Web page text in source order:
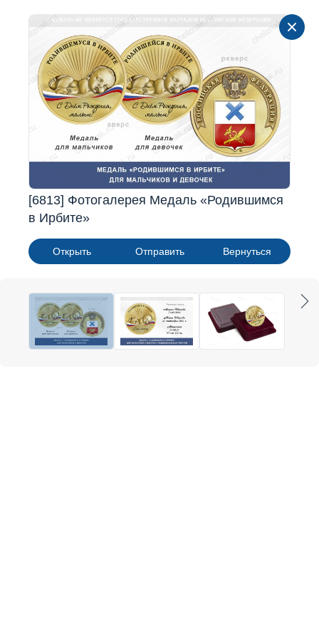
[6813] Фотогалерея Медаль «Родившимся
в Ирбите»
Открыть Отправить Вернуться